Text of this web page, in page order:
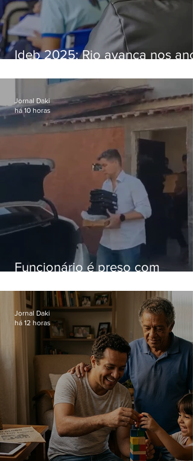
Ideb 2025: Rio avança nos
nacional
Funcionário é preso com
Hospital do Andaraí
Jornal Daki
há 10 horas
Jornal Daki
há 12 horas